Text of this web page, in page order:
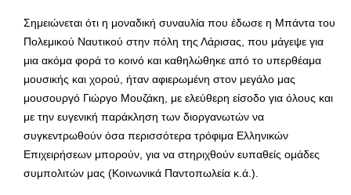
Σημειώνεται ότι η μοναδική συναυλία που έδωσε η Μπάντα του
Πολεμικού Ναυτικού στην πόλη της Λάρισας, που μάγεψε για
μια ακόμα φορά το κοινό και καθηλώθηκε από το υπερθέαμα
μουσικής και χορού, ήταν αφιερωμένη στον μεγάλο μας
μουσουργό Γιώργο Μουζάκη, με ελεύθερη είσοδο για όλους και
με την ευγενική παράκληση των διοργανωτών να
συγκεντρωθούν όσα περισσότερα τρόφιμα Ελληνικών
Επιχειρήσεων μπορούν, για να στηριχθούν ευπαθείς ομάδες
συμπολιτών μας (Κοινωνικά Παντοπωλεία κ.ά.).